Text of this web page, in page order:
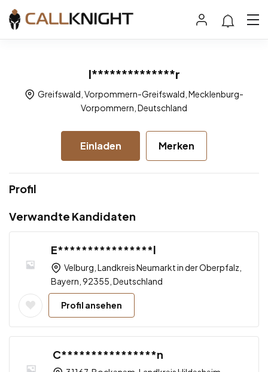
I**************r
Greifswald, Vorpommern-Greifswald, Mecklenburg-
Vorpommern, Deutschland
Einladen Merken
Profil
Verwandte Kandidaten
E****************l
Velburg, Landkreis Neumarkt in der Oberpfalz,
Bayern, 92355, Deutschland
Profil ansehen
C****************n